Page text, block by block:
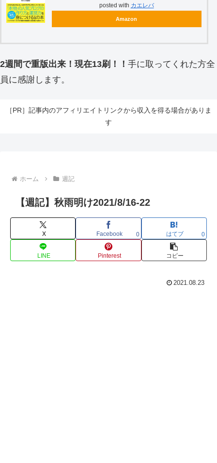
posted with カエレバ
Amazon
2週間で重版出来！現在13刷！！ 手に取ってくれた方全
員に感謝します。
［PR］記事内のアフィリエイトリンクから収入を得る場合がありま
す
ホーム 週記
【週記】秋雨明け2021/8/16-22
X Facebook 0 はてブ 0
LINE Pinterest コピー
2021.08.23